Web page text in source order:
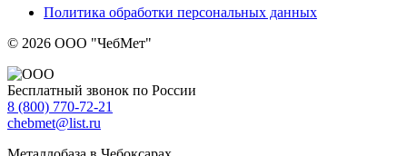
Политика обработки персональных данных
© 2026 ООО "ЧебМет"
Бесплатный звонок по России
8 (800) 770-72-21
chebmet@list.ru